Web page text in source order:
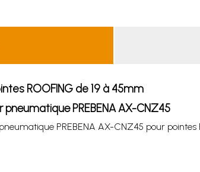
ROOFING de 19 à 45mm
PREBENA AX-CNZ45
PREBENA AX-CNZ45 pour